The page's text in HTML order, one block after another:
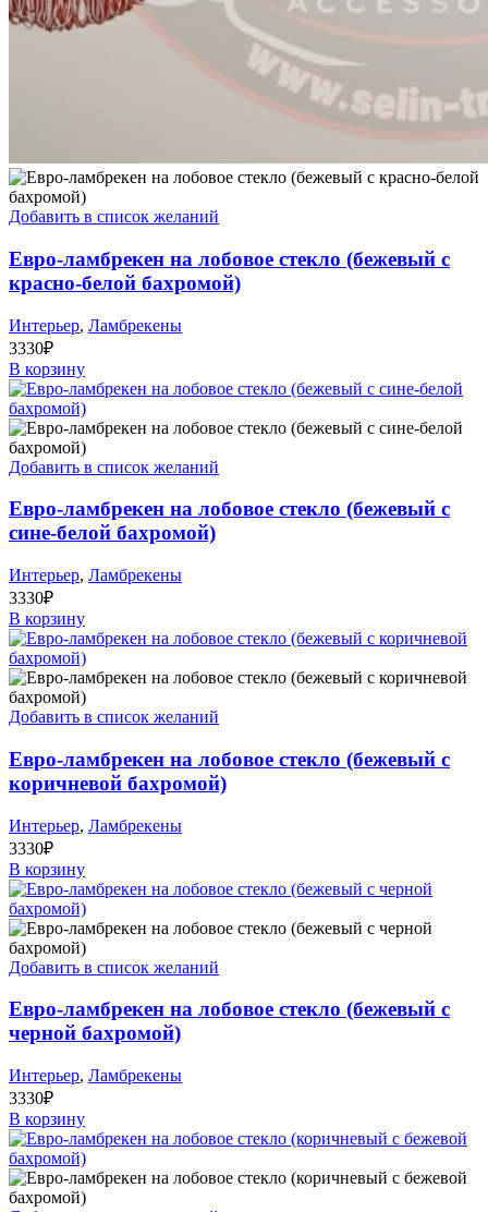
Добавить в список желаний
Евро-ламбрекен на лобовое стекло (бежевый с
красно-белой бахромой)
Интерьер, Ламбрекены
3330₽
В корзину
Добавить в список желаний
Евро-ламбрекен на лобовое стекло (бежевый с
сине-белой бахромой)
Интерьер, Ламбрекены
3330₽
В корзину
Добавить в список желаний
Евро-ламбрекен на лобовое стекло (бежевый с
коричневой бахромой)
Интерьер, Ламбрекены
3330₽
В корзину
Добавить в список желаний
Евро-ламбрекен на лобовое стекло (бежевый с
черной бахромой)
Интерьер, Ламбрекены
3330₽
В корзину